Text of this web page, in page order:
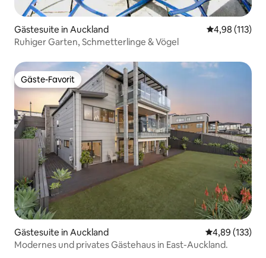
Gästesuite in Auckland
4,98 (113)
Ruhiger Garten, Schmetterlinge & Vögel
Gäste-Favorit
Gäste-Favorit
Gästesuite in Auckland
4,89 (133)
Modernes und privates Gästehaus in East-Auckland.